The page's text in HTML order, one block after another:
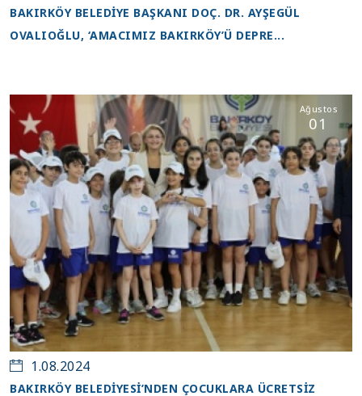
BAKIRKÖY BELEDIYE BAŞKANI DOÇ. DR. AYŞEGÜL
OVALIOĞLU, ‘AMACIMIZ BAKIRKÖY’Ü DEPRE...
Ağustos
01
1.08.2024
BAKIRKÖY BELEDIYESI’NDEN ÇOCUKLARA ÜCRETSIZ